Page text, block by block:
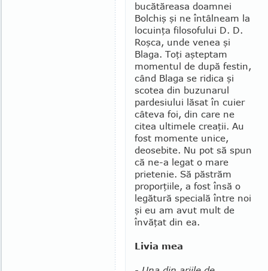
bucătăreasa doamnei
Bolchiş şi ne întâlneam la
locuinţa filosofului D. D.
Roşca, unde venea şi
Blaga. Toţi aşteptam
momentul de după festin,
când Blaga se ridica şi
scotea din buzunarul
pardesiului lăsat în cuier
câteva foi, din care ne
citea ultimele creaţii. Au
fost momente unice,
deosebite. Nu pot să spun
că ne-a legat o mare
prietenie. Să păstrăm
proporţiile, a fost însă o
legătură specială între noi
şi eu am avut mult de
învăţat din ea.
Livia mea